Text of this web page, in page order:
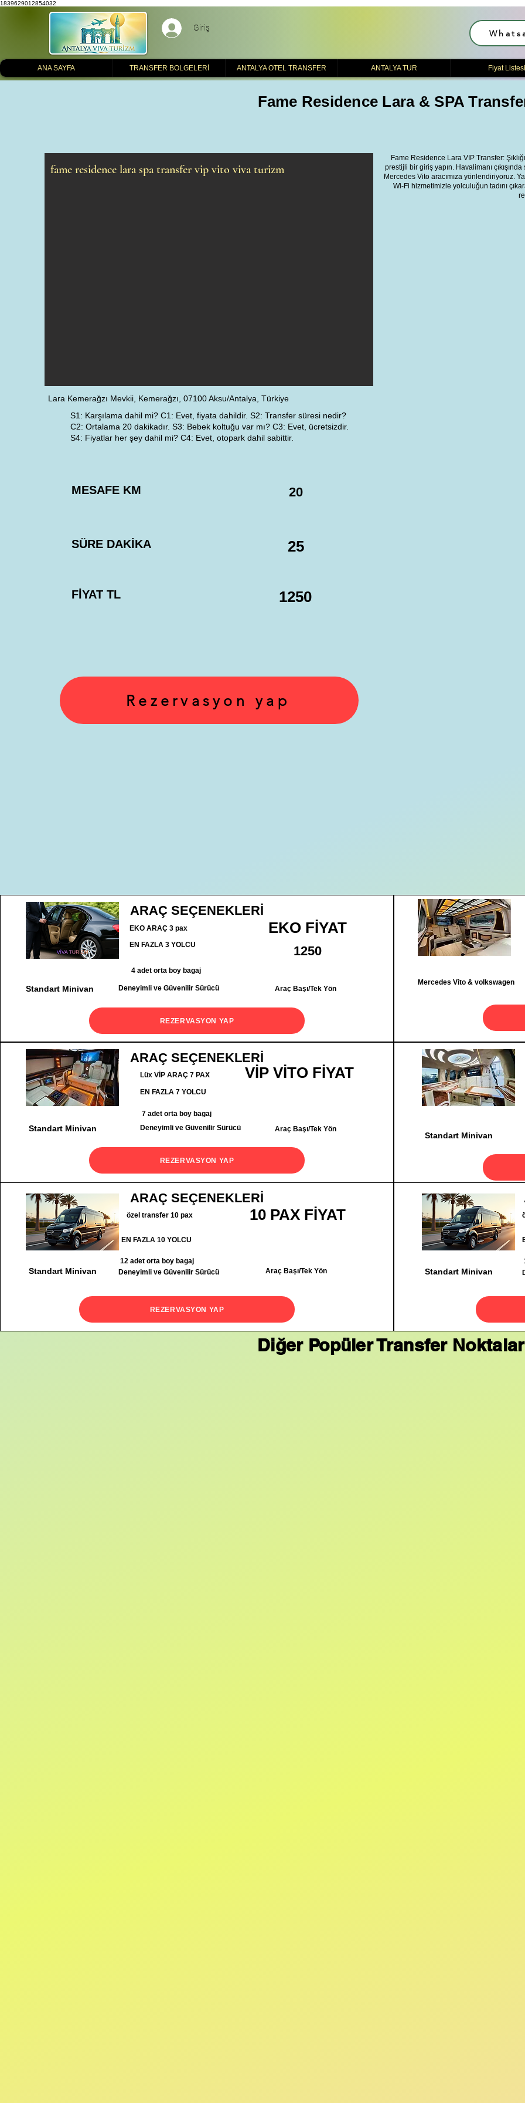
1839629012854032
Giriş
ANA SAYFA TRANSFER BOLGELERİ ANTALYA OTEL TRANSFER ANTALYA TUR Fiyat Listesi
Fame Residence Lara & SPA
fame residence lara spa transfer vip vito viva turizm
Lara Kemerağzı Mevkii, Kemerağzı, 07100 Aksu/Antalya, Türkiye
S1: Karşılama dahil mi? C1: Evet, fiyata dahildir. S2: Transfer süresi nedir?
C2: Ortalama 20 dakikadır. S3: Bebek koltuğu var mı? C3: Evet, ücretsizdir.
S4: Fiyatlar her şey dahil mi? C4: Evet, otopark dahil sabittir.
MESAFE KM
SÜRE DAKİKA
FİYAT TL
20
25
1250
Fame Residence Lara VIP Transfer:
prestijli bir giriş yapın. Havalimanı
Mercedes Vito aracımıza yönlendiriyoruz.
Wi-Fi hizmetimizle yolculuğun tadını
Rezervasyon yap
ARAÇ SEÇENEKLERİ
EKO ARAÇ 3 pax EKO FİYAT
EN FAZLA 3 YOLCU 1250
4 adet orta boy bagaj
Standart Minivan Deneyimli ve Güvenilir Sürücü Araç Başı/Tek Yön
REZERVASYON YAP
Mercedes Vito & volkswagen
ARAÇ SEÇENEKLERİ
Lüx VİP ARAÇ 7 PAX VİP VİTO FİYAT
EN FAZLA 7 YOLCU
7 adet orta boy bagaj
Standart Minivan Deneyimli ve Güvenilir Sürücü Araç Başı/Tek Yön
REZERVASYON YAP
Standart Minivan
ARAÇ SEÇENEKLERİ
özel transfer 10 pax 10 PAX FİYAT
EN FAZLA 10 YOLCU
12 adet orta boy bagaj
Standart Minivan Deneyimli ve Güvenilir Sürücü Araç Başı/Tek Yön
REZERVASYON YAP
Standart Minivan
Diğer Popüler Transfer